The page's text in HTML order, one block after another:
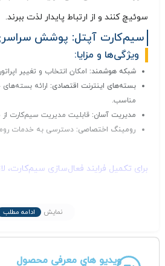
سوئیچ کنند و از ارتباط پایدار لذت ببرند.
سیم‌کارت آپتل: پوشش
ویژگی‌ها و مزایا:
شبکه هوشمند: امکان انتخاب و تغییر
بسته‌های اینترنت اقتصادی: ارائه
مناسب.
مدیریت آسان: قابلیت مدیریت سیم‌کارت از
رومینگ اختصاصی: دسترسی به خدمات
برای تکمیل فرایند فعال‌سازی سیم‌کارت،
برای تکمیل فرایند
ارسال نمایید.
نمایش ادامه مطلب
ویدیو های معرفی محصول